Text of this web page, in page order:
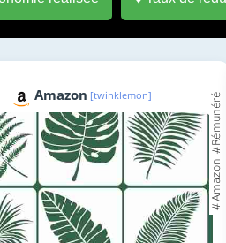
Amazon [twinklemon]